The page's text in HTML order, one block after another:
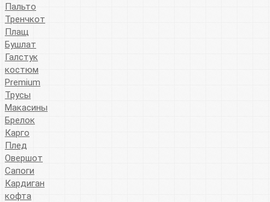
Пальто
Тренчкот
Плащ
Бушлат
Галстук
костюм
Premium
Трусы
Макасины
Брелок
Карго
Плед
Овершот
Сапоги
Кардиган
кофта